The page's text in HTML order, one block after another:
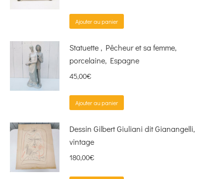
Ajouter au panier
Statuette , Pêcheur et sa femme,
porcelaine, Espagne
45,00€
Ajouter au panier
Dessin Gilbert Giuliani dit Gianangelli,
vintage
180,00€